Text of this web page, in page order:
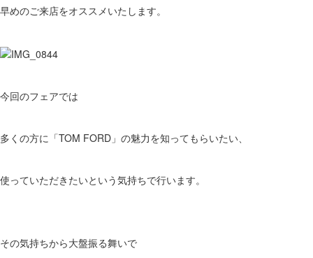
早めのご来店をオススメいたします。
今回のフェアでは
多くの方に「TOM FORD」の魅力を知ってもらいたい、
使っていただきたいという気持ちで行います。
その気持ちから大盤振る舞いで